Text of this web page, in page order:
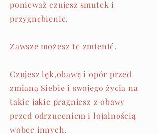
ponieważ czujesz smutek i
przygnębienie.
Zawsze możesz to zmienić.
Czujesz lęk,obawę i opór przed
zmianą Siebie i swojego życia na
takie jakie pragniesz z obawy
przed odrzuceniem i lojalnością
wobec innych.